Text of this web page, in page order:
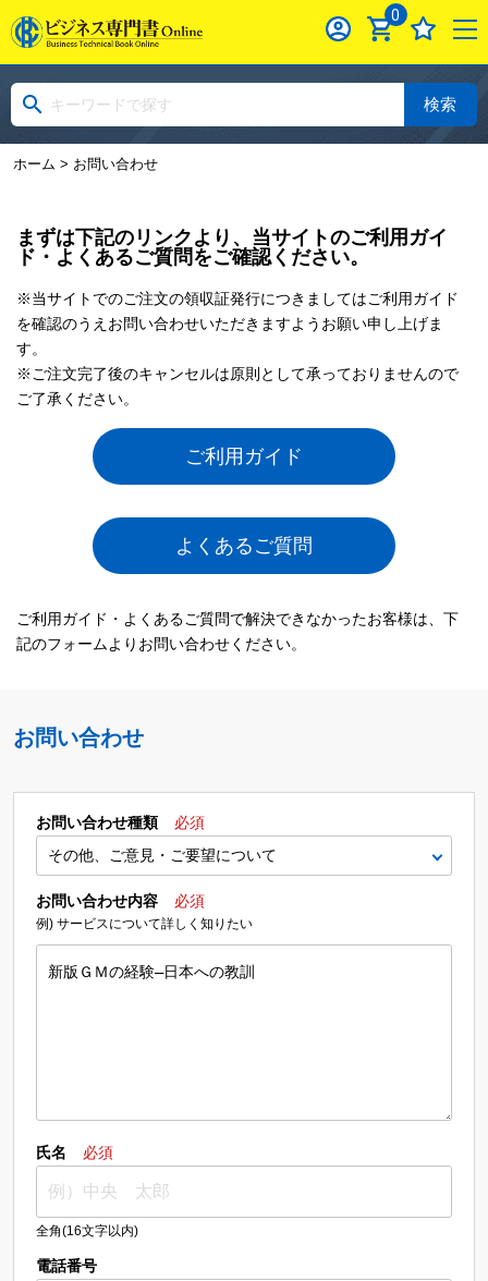
0
検索
ホーム > お問い合わせ
まずは下記のリンクより、当サイトのご利用ガイ
ド・よくあるご質問をご確認ください。
※当サイトでのご注文の領収証発行につきましてはご利用ガイド
を確認のうえお問い合わせいただきますようお願い申し上げま
す。
※ご注文完了後のキャンセルは原則として承っておりませんので
ご了承ください。
ご利用ガイド
よくあるご質問
ご利用ガイド・よくあるご質問で解決できなかったお客様は、下
記のフォームよりお問い合わせください。
お問い合わせ
お問い合わせ種類 必須
お問い合わせ内容 必須
例) サービスについて詳しく知りたい
氏名 必須
全角(16文字以内)
電話番号